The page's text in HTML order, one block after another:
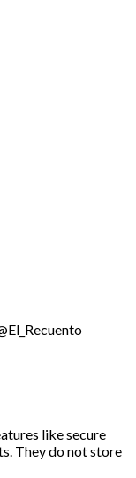
like secure
They do not store